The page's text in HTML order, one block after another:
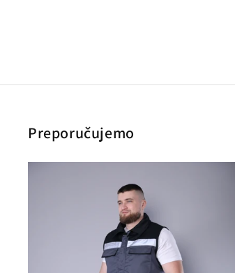
Preporučujemo